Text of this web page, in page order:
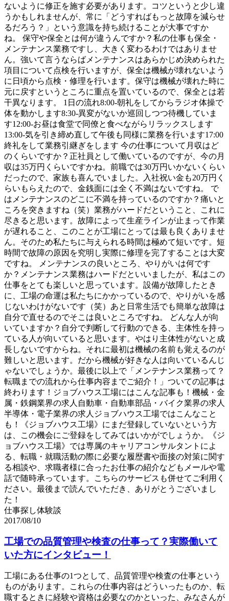
ないように修正を施す必要があります。コツというと少し違
うかもしれませんが、常に「どうすればもっと故障を減らせ
るだろう？」という意識を持ち続けることが大事ですか
ね。 保守や保全とは何が違うんですか？私の仕事も保全・
メンテナンス業務ですし、大きく変わるわけではありませ
ん。強いて言うならばメンテナンスはあらかじめ決められた
項目について点検を行いますが、保全は機械が壊れないよう
に日頃から点検・修理を行います。保守は機械が壊れた時に
元に戻すというところに重点を置いているので、保全とは若
干異なります。 1日の流れ8:00-朝礼をしてからラジオ体操で
体を動かします8:30-異変がないか巡回しつつ待機していま
す12:00-お昼は食堂で同僚と食べながらリラックスします
13:00-気を引き締め直して午後も同様に業務を行います17:00
終礼をして業務引継ぎをします 今の仕事について月収はど
のくらいですか？正社員として働いているのですが、今の月
収は35万円くらいですかね。前職では30万円いかないくらい
だったので、家族も喜んでいました。入社祝い金も20万円く
らいもらえたので、金銭面には全く不満はないですね。 で
はメンテナンスのどこに不満を持っているのですか？痛いと
ころを突きますね（笑）業務がハードだということ、これに
尽きると思います。故障によって生産ラインが止まって作業
が遅れること、このことが工場にとっては最も良くありませ
ん。そのため私たちに与えられる時間は極めて短いです。短
時間で故障の原因を究明し実際に修理を完了することは大変
ですね。 メンテナンスの良いところ、やりがいは何です
か？メンテナンス業務はハードだといいましたが、私はこの
仕事をとても楽しいと思っています。設備が故障したとき
に、工場の命運は私たちにかかっているので、やりがいを感
じないわけがないです（笑）あと日常生活でも簡単な故障は
自分で直せるのでそこは良いところですね。 どんな人が向
いていますか？自分で判断して行動のできる、主体性を持っ
ている人が向いていると思います。やはり主体性がないと成
長しないですからね。それに最初は機械の名前も覚えるのが
難しいと思います。だから機械が好きな人は向いているんじ
ゃないでしょうか。最後に以上で「メンテナンス業務って？
転職までの流れから仕事内容までご紹介！」ついての記事は
終わります！ジョブハウス工場にはこんな記事も！機械・金
属・鉄鋼業界の求人自動車・自動車部品・バイク業界の求人
半導体・電子業界の求人ジョブハウス工場ではこんなこと
も！《ジョブハウス工場》にまだ登録していないという方
は、この機会にご登録をしてみてはいかがでしょうか。《ジ
ョブハウス工場》では専属のキャリアコンサルタントによ
る、転職・就職活動の際に必要な履歴書や面接の対策に関す
る相談や、求職者様に合ったお仕事の紹介などもメールや電
話で随時承っています。こちらのサービスも併せてご利用く
ださい。最後まで読んでいただき、ありがとうございまし
た！
仕事探し体験談
2017/08/10
工場での品質管理や検査の仕事って？実際働いて
いた方にインタビュー！
工場にある仕事の1つとして、品質管理や検査の仕事という
ものがあります。これらの仕事内容はどういったものか、転
職するときに経験や資格は必要なのかといった、みなさんが